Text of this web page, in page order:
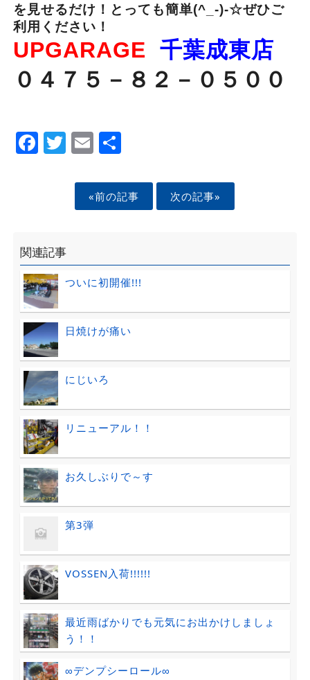
を見せるだけ！とっても簡単(^_-)-☆ぜひご
利用ください！
UPGARAGE 千葉成東店
０４７５－８２－０５００
Facebook
Twitter
EmailShare
«前の記事 次の記事»
関連記事
ついに初開催!!!
日焼けが痛い
にじいろ
リニューアル！！
お久しぶりで～す
第3弾
VOSSEN入荷!!!!!!
最近雨ばかりでも元気にお出かけしましょ
う！！
∞デンプシーロール∞